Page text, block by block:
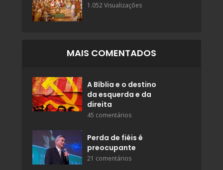
1.052 Visualizações
MAIS COMENTADOS
A Bíblia e o destino
da esquerda e da
direita
45 comentários
Perda de fiéis é
preocupante
21 comentários